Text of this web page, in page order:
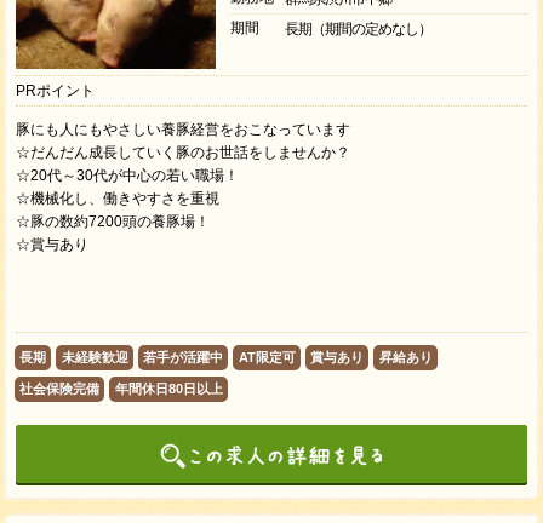
期間
長期（期間の定めなし）
PRポイント
豚にも人にもやさしい養豚経営をおこなっています
☆だんだん成長していく豚のお世話をしませんか？
☆20代～30代が中心の若い職場！
☆機械化し、働きやすさを重視
☆豚の数約7200頭の養豚場！
☆賞与あり
長期 未経験歓迎 若手が活躍中 AT限定可 賞与あり 昇給あり
社会保険完備 年間休日80日以上